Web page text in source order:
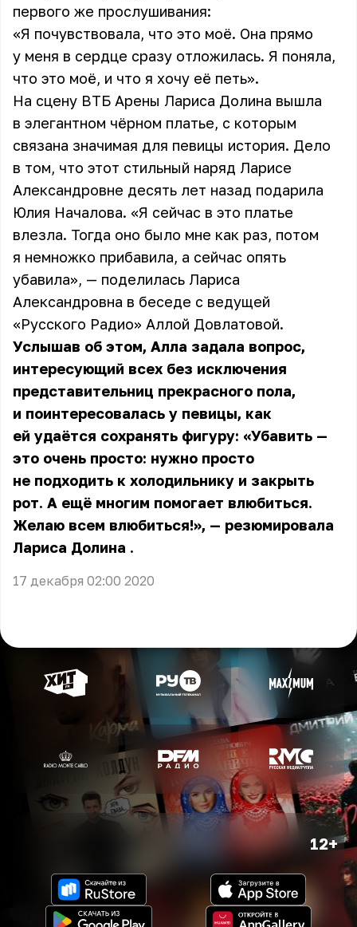
первого же прослушивания:
«Я почувствовала, что это моё. Она прямо
у меня в сердце сразу отложилась. Я поняла,
что это моё, и что я хочу её петь».
На сцену ВТБ Арены Лариса Долина вышла
в элегантном чёрном платье, с которым
связана значимая для певицы история. Дело
в том, что этот стильный наряд Ларисе
Александровне десять лет назад подарила
Юлия Началова. «Я сейчас в это платье
влезла. Тогда оно было мне как раз, потом
я немножко прибавила, а сейчас опять
убавила», — поделилась Лариса
Александровна в беседе с ведущей
«Русского Радио» Аллой Довлатовой.
Услышав об этом, Алла задала вопрос,
интересующий всех без исключения
представительниц прекрасного пола,
и поинтересовалась у певицы, как
ей удаётся сохранять фигуру: «Убавить —
это очень просто: нужно просто
не подходить к холодильнику и закрыть
рот. А ещё многим помогает влюбиться.
Желаю всем влюбиться!», — резюмировала
Лариса Долина .
17 декабря 02:00 2020
12+